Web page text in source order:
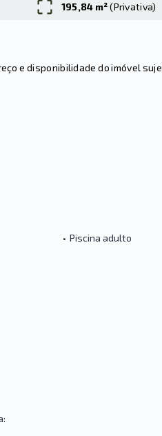
195,84 m²(Privativa)
e disponibilidade do imóvel
• Piscina adulto